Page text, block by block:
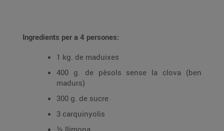
Ingredients per a 4 persones:
1 kg. de maduixes
400 g. de pèsols sense la clova (ben
madurs)
300 g. de sucre
3 carquinyolis
½ llimona